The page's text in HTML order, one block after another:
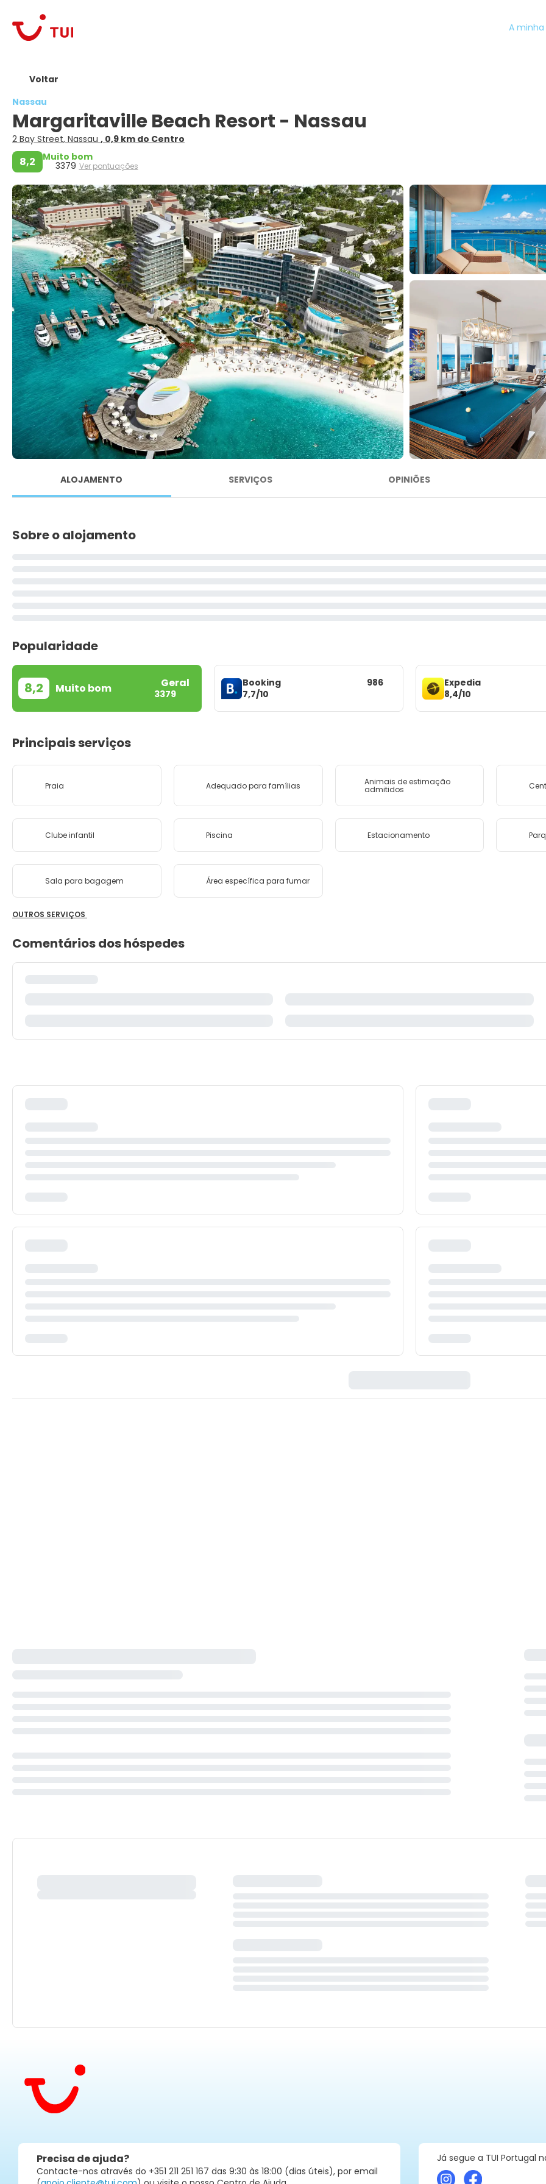
A
Voltar
Nassau
Margaritaville Beach Resort - Nassau
2 Bay Street, Nassau , 0,9 km do Centro
8,2 Muito bom
3379 Ver pontuações
ALOJAMENTO SERVIÇOS OPINIÕES
Sobre o alojamento
Popularidade
8,2 Muito bom Geral
3379
Booking
7,7/10
986
Expedia
8,4/10
Principais serviços
Praia Adequado para famílias Animais de estimação
admitidos
Clube infantil Piscina Estacionamento
Sala para bagagem Área específica para fumar
OUTROS SERVIÇOS
Comentários dos hóspedes
Precisa de ajuda?
Contacte-nos através do +351 211 251 167 das 9:30 às 18:00 (dias úteis), por email
Já segue a TUI Portugal